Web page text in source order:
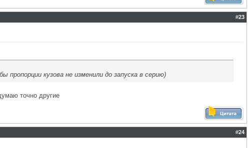
#23
кузова не изменили до запуска в серию)
точно другие
#24